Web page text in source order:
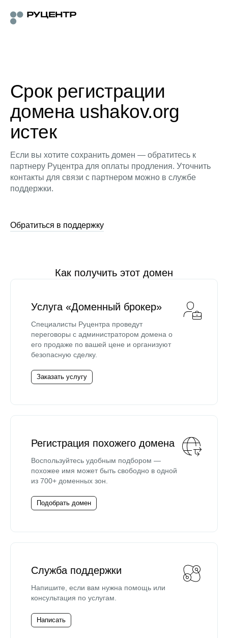
Срок регистрации
домена ushakov.org
истек
Если вы хотите сохранить домен — обратитесь к
партнеру Руцентра для оплаты продления. Уточнить
контакты для связи с партнером можно в службе
поддержки.
Обратиться в поддержку
Как получить этот домен
Услуга «Доменный брокер»
Специалисты Руцентра проведут
переговоры с администратором домена о
его продаже по вашей цене и организуют
безопасную сделку.
Заказать услугу
Регистрация похожего домена
Воспользуйтесь удобным подбором —
похожее имя может быть свободно в одной
из 700+ доменных зон.
Подобрать домен
Служба поддержки
Напишите, если вам нужна помощь или
консультация по услугам.
Написать